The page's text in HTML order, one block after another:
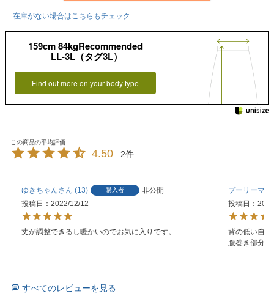
在庫がない場合はこちらもチェック
159cm 84kgRecommended
LL-3L（タグ3L）
Find out more on your body type
4.50 2
ゆきちゃん 13 購入者
非公開
投稿日
2022/12/12
丈が調整できるし暖かいのでお気に入りです。
プーリーママ
投稿日
背の低い自
腹巻き部分
すべてのレビューを見る